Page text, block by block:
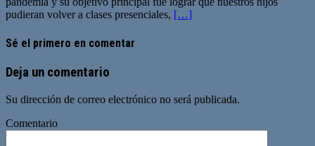
pudieran volver a clases presenciales, […]
Sé el primero en comentar
Deja un comentario
Su dirección de correo electrónico no será publicada.
Comentario